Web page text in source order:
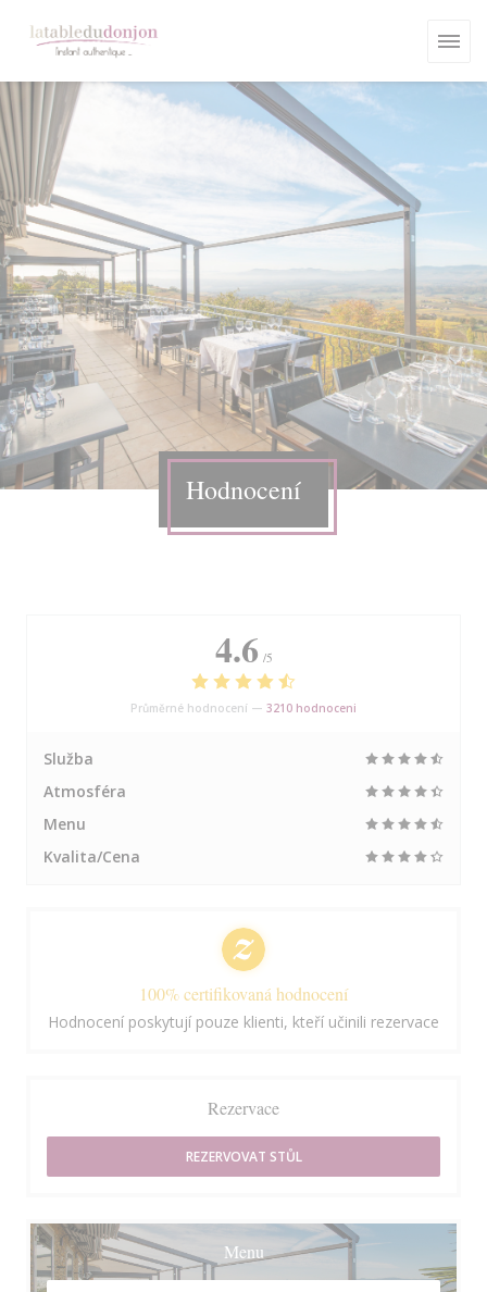
Hodnocení
4.6 /5
Průměrné hodnocení — 3210 hodnoceni
Služba
Atmosféra
Menu
Kvalita/Cena
100% certifikovaná hodnocení
Hodnocení poskytují pouze klienti, kteří učinili rezervace
Rezervace
REZERVOVAT STŮL
Menu